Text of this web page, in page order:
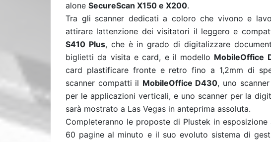
alone SecureScan X150 e X200.
Tra gli scanner dedicati a coloro che vivono e
attirare lattenzione dei visitatori il leggero e
S410 Plus, che è in grado di digitalizzare
biglietti da visita e card, e il modello MobileOffice
card plastificare fronte e retro fino a 1,2mm di
scanner compatti il MobileOffice D430, uno
per le applicazioni verticali, e uno scanner per la
sarà mostrato a Las Vegas in anteprima assoluta.
Completeranno le proposte di Plustek in
60 pagine al minuto e il suo evoluto sistema di